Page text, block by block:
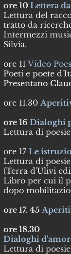
ore 10 Lettera
Lettura del
tratto da
Intermezzi
Silvia.
ore 11 Video
Poeti e poete
Presentano
ore 11.30
ore 16 Dialoghi
Lettura di
ore 17 Le
Lettura di
(Terra d'Ulivi
Libro per cui il
dopo
ore 17. 45
ore 18.30
Dialoghi
Lettura di